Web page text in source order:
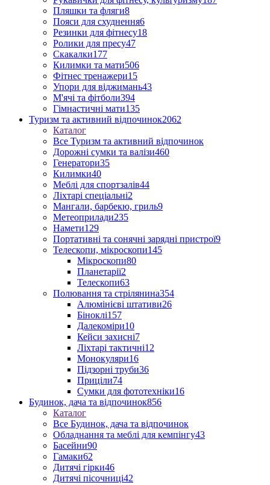
Пляшки та фляги8
Пояси для схуднення6
Резинки для фітнесу18
Ролики для пресу47
Скакалки177
Килимки та мати506
Фітнес тренажери15
Упори для віджимань43
М'ячі та фітболи394
Гімнастичні мати135
Туризм та активний відпочинок2062
Каталог
Все Туризм та активний відпочинок
Дорожні сумки та валізи460
Генератори35
Килимки40
Меблі для спортзалів44
Ліхтарі спеціальні2
Мангали, барбекю, гриль9
Метеоприлади235
Намети129
Портативні та сонячні зарядні пристрої9
Телескопи, мікроскопи145
Мікроскопи80
Планетарії2
Телескопи63
Полювання та стрілянина354
Алюмінієві штативи26
Біноклі157
Далекоміри10
Кейси захисні7
Ліхтарі тактичні12
Монокуляри16
Підзорні труби36
Приціли74
Сумки для фототехніки16
Будинок, дача та відпочинок856
Каталог
Все Будинок, дача та відпочинок
Обладнання та меблі для кемпінгу43
Басейни90
Гамаки62
Дитячі гірки46
Дитячі пісочниці42